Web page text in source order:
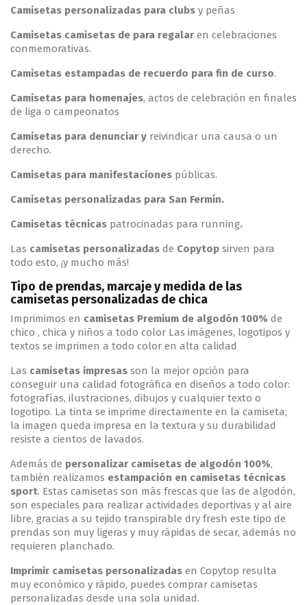
Camisetas personalizadas para clubs y peñas
Camisetas camisetas de para regalar en celebraciones
conmemorativas.
Camisetas estampadas de recuerdo para fin de curso.
Camisetas para homenajes, actos de celebración en finales
de liga o campeonatos
Camisetas para denunciar y reivindicar una causa o un
derecho.
Camisetas para manifestaciones públicas.
Camisetas personalizadas para San Fermín.
Camisetas técnicas patrocinadas para running.
Las camisetas personalizadas de Copytop sirven para
todo esto, ¡y mucho más!
Tipo de prendas, marcaje y medida de las
camisetas personalizadas de chica
Imprimimos en camisetas Premium de algodón 100% de
chico , chica y niños a todo color Las imágenes, logotipos y
textos se imprimen a todo color en alta calidad
Las camisetas impresas son la mejor opción para
conseguir una calidad fotográfica en diseños a todo color:
fotografías, ilustraciones, dibujos y cualquier texto o
logotipo. La tinta se imprime directamente en la camiseta;
la imagen queda impresa en la textura y su durabilidad
resiste a cientos de lavados.
Además de personalizar camisetas de algodón 100%,
también realizamos estampación en camisetas técnicas
sport. Estas camisetas son más frescas que las de algodón,
son especiales para realizar actividades deportivas y al aire
libre, gracias a su tejido transpirable dry fresh este tipo de
prendas son muy ligeras y muy rápidas de secar, además no
requieren planchado.
Imprimir camisetas personalizadas en Copytop resulta
muy económico y rápido, puedes comprar camisetas
personalizadas desde una sola unidad.